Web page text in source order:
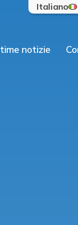
Italiano
notizie